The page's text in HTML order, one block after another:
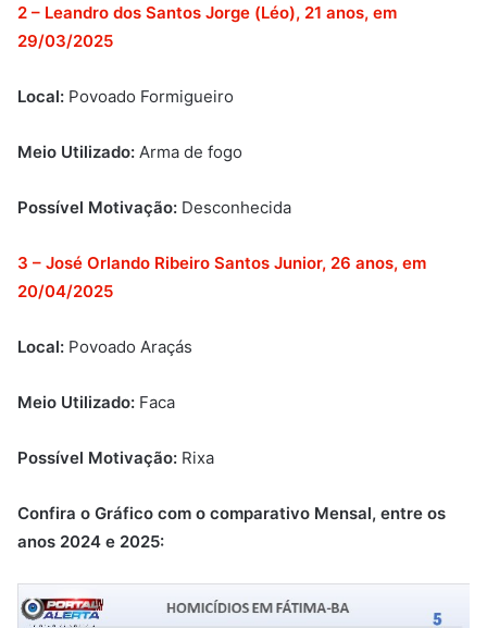
2 – Leandro dos Santos Jorge (Léo), 21 anos, em
29/03/2025
Local: Povoado Formigueiro
Meio Utilizado: Arma de fogo
Possível Motivação: Desconhecida
3 – José Orlando Ribeiro Santos Junior, 26 anos, em
20/04/2025
Local: Povoado Araçás
Meio Utilizado: Faca
Possível Motivação: Rixa
Confira o Gráfico com o comparativo Mensal, entre os
anos 2024 e 2025: